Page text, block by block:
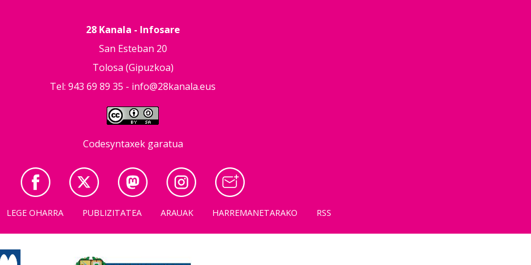
28 Kanala - Infosare
San Esteban 20
Tolosa (Gipuzkoa)
Tel: 943 69 89 35 - info@28kanala.eus
Codesyntaxek garatua
LEGE OHARRA PUBLIZITATEA ARAUAK HARREMANETARAKO RSS